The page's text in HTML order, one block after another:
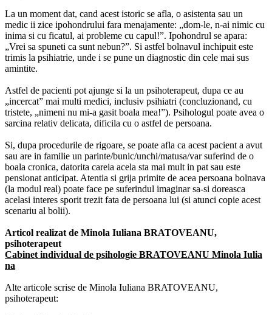
La un moment dat, cand acest istoric se afla, o asistenta sau un
medic ii zice ipohondrului fara menajamente: „dom-le, n-ai nimic cu
inima si cu ficatul, ai probleme cu capul!”. Ipohondrul se apara:
„Vrei sa spuneti ca sunt nebun?”. Si astfel bolnavul inchipuit este
trimis la psihiatrie, unde i se pune un diagnostic din cele mai sus
amintite.
Astfel de pacienti pot ajunge si la un psihoterapeut, dupa ce au
„incercat” mai multi medici, inclusiv psihiatri (concluzionand, cu
tristete, „nimeni nu mi-a gasit boala mea!”). Psihologul poate avea o
sarcina relativ delicata, dificila cu o astfel de persoana.
Si, dupa procedurile de rigoare, se poate afla ca acest pacient a avut
sau are in familie un parinte/bunic/unchi/matusa/var suferind de o
boala cronica, datorita careia acela sta mai mult in pat sau este
pensionat anticipat. Atentia si grija primite de acea persoana bolnava
(la modul real) poate face pe suferindul imaginar sa-si doreasca
acelasi interes sporit trezit fata de persoana lui (si atunci copie acest
scenariu al bolii).
Articol realizat de Minola Iuliana BRATOVEANU,
psihoterapeut
Cabinet individual de psihologie BRATOVEANU Minola Iulia
na
Alte articole scrise de Minola Iuliana BRATOVEANU,
psihoterapeut: